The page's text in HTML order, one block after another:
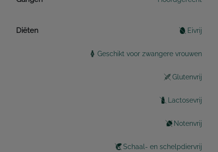
Diëten Eivrij
Geschikt voor zwangere vrouwen
Glutenvrij
Lactosevrij
Notenvrij
Schaal- en schelpdiervrij